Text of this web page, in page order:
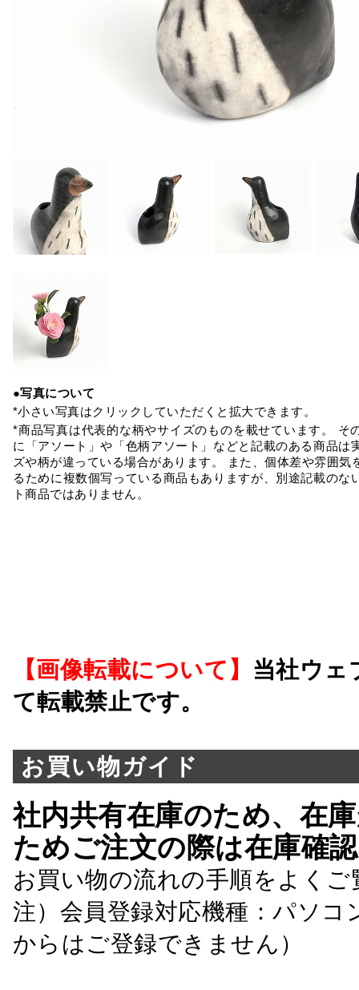
●写真について
*小さい写真はクリックしていただくと拡大できます。
*商品写真は代表的な柄やサイズのものを載せています。 そ
に「アソート」や「色柄アソート」などと記載のある商品は
ズや柄が違っている場合があります。 また、個体差や雰囲気
るために複数個写っている商品もありますが、別途記載のな
ト商品ではありません。
【画像転載について】 当社ウェ
て転載禁止です。
お買い物ガイド
社内共有在庫のため、在
ためご注文の際は在庫確
お買い物の流れの手順をよくご
注）会員登録対応機種：パソ
からはご登録できません）